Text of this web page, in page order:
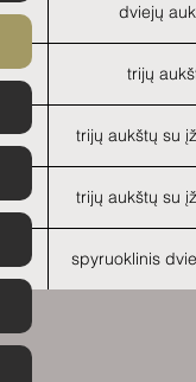
dviejų
trijų
trijų aukštų su
trijų aukštų su
spyruoklinis